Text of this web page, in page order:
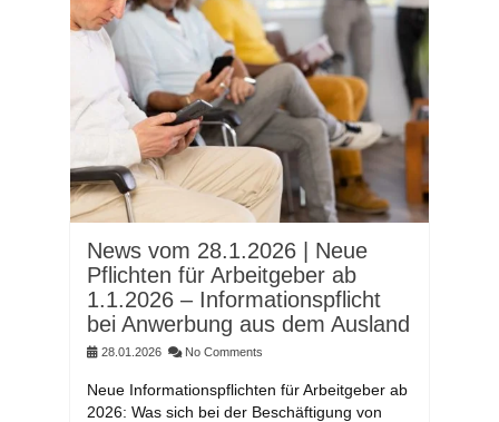
News vom 28.1.2026 | Neue
Pflichten für Arbeitgeber ab
1.1.2026 – Informationspflicht
bei Anwerbung aus dem Ausland
28.01.2026 No Comments
Neue Informationspflichten für Arbeitgeber ab
2026: Was sich bei der Beschäftigung von